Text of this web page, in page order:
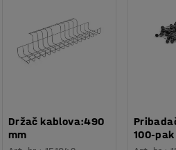
dolaze s okretnim kotačima (Ø
Držač kablova:490
mm
100-pak